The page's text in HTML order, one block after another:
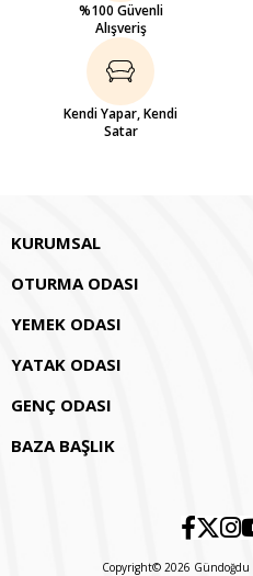
%100 Güvenli
Alışveriş
Kendi Yapar, Kendi
Satar
KURUMSAL
OTURMA ODASI
YEMEK ODASI
YATAK ODASI
GENÇ ODASI
BAZA BAŞLIK
Copyright© 2026 Gündoğdu